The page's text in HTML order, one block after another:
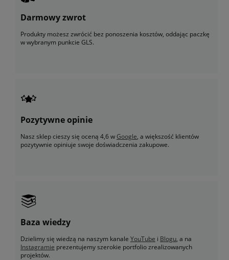
Darmowy zwrot
Produkty możesz zwrócić bez ponoszenia kosztów, oddając paczkę
w wybranym punkcie GLS.
Pozytywne opinie
Nasz sklep cieszy się oceną 4,6 wGoogle, a większość klientów
pozytywnie opiniuje swoje doświadczenia zakupowe.
Baza wiedzy
Dzielimy się wiedzą na naszym kanale YouTube i Blogu, a na
Instagramie prezentujemy szerokie portfolio zrealizowanych
projektów.